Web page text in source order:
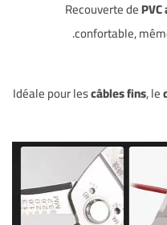
Recouverte de
confortable,
Idéale pour lescâbles fins, le